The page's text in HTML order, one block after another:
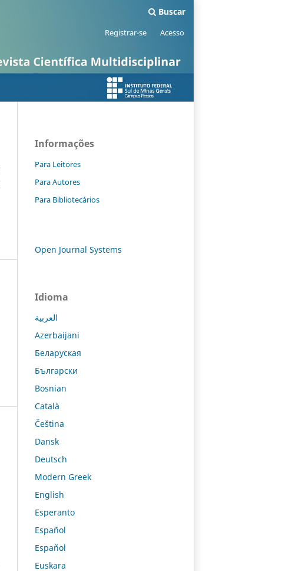
Buscar
Registrar-se Acesso
Informações
Para Leitores
Para Autores
Para Bibliotecários
Open Journal Systems
Idioma
العربية
Azerbaijani
Беларуская
Български
Bosnian
Català
Čeština
Dansk
Deutsch
Modern Greek
English
Esperanto
Español
Español
Euskara